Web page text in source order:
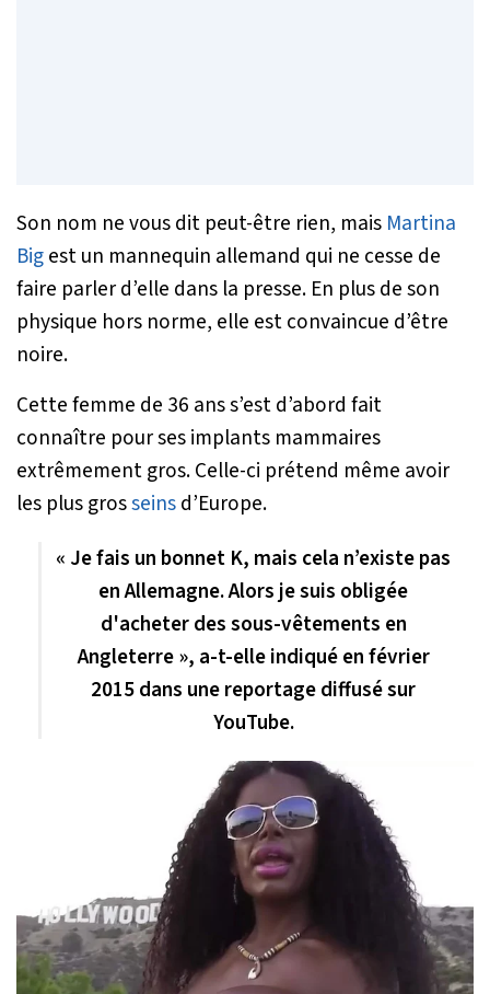
Son nom ne vous dit peut-être rien, mais Martina
Bigest un mannequin allemand qui ne cesse de
faire parler d’elle dans la presse. En plus de son
physique hors norme, elle est convaincue d’être
noire.
Cette femme de 36 ans s’est d’abord fait
connaître pour ses implants mammaires
extrêmement gros. Celle-ci prétend même avoir
les plus grosseinsd’Europe.
« Je fais un bonnet K, mais cela n’existe pas
en Allemagne. Alors je suis obligée
d'acheter des sous-vêtements en
Angleterre », a-t-elle indiqué en février
2015 dans une reportage diffusé sur
YouTube.